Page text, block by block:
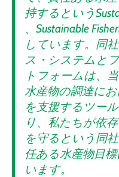
持するという
、Sustainable
しています。同
ス・システムと
トフォームは、
水産物の調達に
を支援するツー
り、私たちが依
を守るという同
任ある水産物目
います。